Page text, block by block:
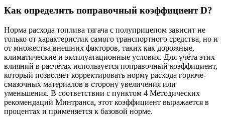
Как определить поправочный коэффициент D?
Норма расхода топлива тягача с полуприцепом зависит не
только от характеристик самого транспортного средства, но и
от множества внешних факторов, таких как дорожные,
климатические и эксплуатационные условия. Для учёта этих
влияний в расчётах используется поправочный коэффициент,
который позволяет корректировать норму расхода горюче-
смазочных материалов в сторону увеличения или
уменьшения. В соответствии с пунктом 4 Методических
рекомендаций Минтранса, этот коэффициент выражается в
процентах и применяется к базовой норме.